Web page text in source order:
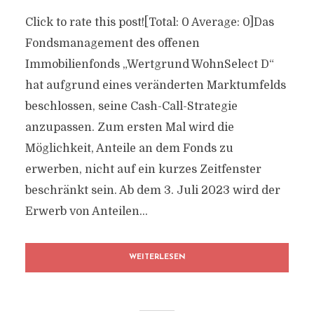
Click to rate this post![Total: 0 Average: 0]Das
Fondsmanagement des offenen
Immobilienfonds „Wertgrund WohnSelect D“
hat aufgrund eines veränderten Marktumfelds
beschlossen, seine Cash-Call-Strategie
anzupassen. Zum ersten Mal wird die
Möglichkeit, Anteile an dem Fonds zu
erwerben, nicht auf ein kurzes Zeitfenster
beschränkt sein. Ab dem 3. Juli 2023 wird der
Erwerb von Anteilen...
WEITERLESEN